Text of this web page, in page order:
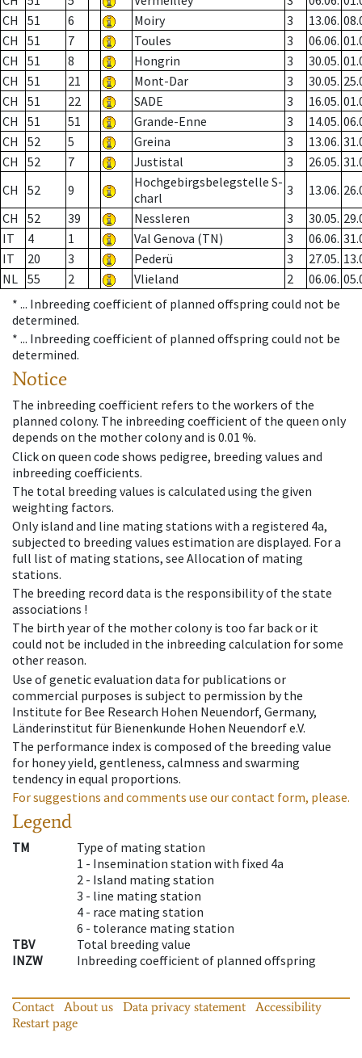
CH
51 6 Moiry 3 13.06.
CH
51 7 Toules 3 06.06.
CH
51 8 Hongrin 3 30.05.
CH
51 21 Mont-Dar 3 30.05.
CH
51 22 SADE 3 16.05.
CH
51 51 Grande-Enne 3 14.05.
CH
52 5 Greina 3 13.06.
CH
52 7 Justistal 3 26.05.
CH
52 9
Hochgebirgsbelegstelle S-
charl
3 13.06.
CH
52 39 Nessleren 3 30.05.
IT
4 1 Val Genova (TN) 3 06.06.
IT
20 3 Pederü 3 27.05.
NL 55 2 Vlieland 2 06.06.
* ... Inbreeding coefficient of planned offspring could not be
determined.
* ... Inbreeding coefficient of planned offspring could not be
determined.
Notice
The inbreeding coefficient refers to the workers of the
planned colony. The inbreeding coefficient of the queen only
depends on the mother colony and is 0.01 %.
Click on queen code shows pedigree, breeding values and
inbreeding coefficients.
The total breeding values is calculated using the given
weighting factors.
Only island and line mating stations with a registered 4a,
subjected to breeding values estimation are displayed. For a
full list of mating stations, see Allocation of mating
stations.
The breeding record data is the responsibility of the state
associations !
The birth year of the mother colony is too far back or it
could not be included in the inbreeding calculation for some
other reason.
Use of genetic evaluation data for publications or
commercial purposes is subject to permission by the
Institute for Bee Research Hohen Neuendorf, Germany,
Länderinstitut für Bienenkunde Hohen Neuendorf e.V.
The performance index is composed of the breeding value
for honey yield, gentleness, calmness and swarming
tendency in equal proportions.
For suggestions and comments use our contact form, please.
Legend
TM
Type of mating station
1 - Insemination station with fixed 4a
2 - Island mating station
3 - line mating station
4 - race mating station
6 - tolerance mating station
TBV
Total breeding value
INZW
Inbreeding coefficient of planned offspring
Contact About us Data privacy statement
Accessibility
Restart page